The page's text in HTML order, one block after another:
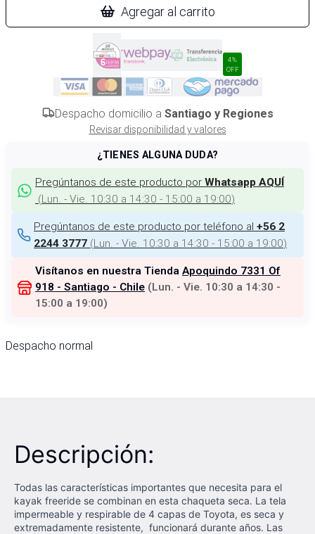
Agregar al carrito
4%
OFF
Despacho domicilio a Santiago y Regiones
Revisar disponibilidad y valores
¿TIENES ALGUNA DUDA?
Pregúntanos de este producto por Whatsapp AQUÍ
(Lun. - Vie. 10:30 a 14:30 - 15:00 a 19:00)
Pregúntanos de este producto por teléfono al +56 2
2244 3777 (Lun. - Vie. 10:30 a 14:30 - 15:00 a 19:00)
Visítanos en nuestra Tienda Apoquindo 7331 Of
918 - Santiago - Chile (Lun. - Vie. 10:30 a 14:30 -
15:00 a 19:00)
Despacho normal
Descripción:
Todas las características importantes que necesita para el
kayak freeride se combinan en esta chaqueta seca. La tela
impermeable y respirable de 4 capas de Toyota, es seca y
extremadamente resistente, funcionará durante años. Las